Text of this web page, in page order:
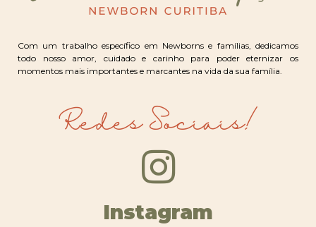
Com um trabalho específico em Newborns e famílias, dedicamos
todo nosso amor, cuidado e carinho para poder eternizar os
momentos mais importantes e marcantes na vida da sua família.
Redes Sociais!
Instagram